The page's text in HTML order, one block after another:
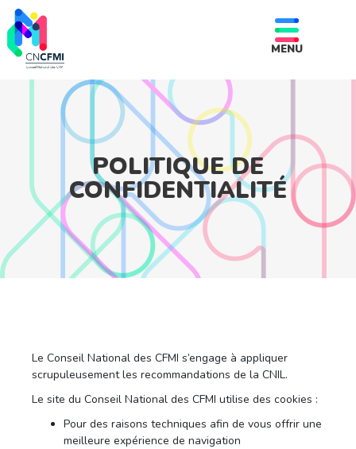
MENU
POLITIQUE DE
CONFIDENTIALITÉ
Le Conseil National des CFMI s’engage à appliquer
scrupuleusement les recommandations de la CNIL.
Le site du Conseil National des CFMI utilise des cookies :
Pour des raisons techniques afin de vous offrir une
meilleure expérience de navigation